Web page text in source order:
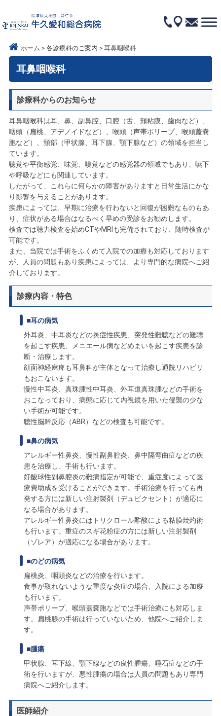
ホーム 各診療科のご案内 耳鼻咽喉科
耳鼻咽喉科
診療科からのお知らせ
耳鼻咽喉科は耳、鼻、副鼻腔、口腔（舌、頬粘膜、歯肉など）、
咽頭（扁桃、アデノイドなど）、喉頭（声帯ポリープ、喉頭蓋嚢
胞など）、頸部（甲状腺、耳下腺、顎下腺など）の領域を担当し
ています。
聴覚や平衡感覚、味覚、嗅覚などの感覚器の領域でもあり、嚥下
や呼吸などにも関連しています。
したがって、これらに何らかの障害がありますと日常生活にかな
り影響を与えることがあります。
疾患によっては、早期に治療を行わないと回復が困難なものもあ
り、症状がある場合はなるべく早めの受診をお勧めします。
検査では聴力検査を始めCTやMRIも完備されており、随時検査が
可能です。
また、当院では手術をふくめて入院での加療も対応しております
が、人員の問題もあり疾患によっては、より専門的な病院へご紹
介しております。
診療内容・特色
■耳の病気
外耳炎、中耳炎などの炎症性疾患、突発性難聴などの難聴
を起こす疾患、メニエール病などめまいを起こす疾患を診
断・治療します。
顔面神経麻痺も耳鼻科が主体となって治療し通院リハビリ
もおこないます。
慢性中耳炎、真珠腫性中耳炎、外耳道真珠腫などの手術を
おこなっており、病態に応じて内視鏡を用いた侵襲の少な
い手術が可能です。
聴性脳幹反応（ABR）などの検査も可能です。
■鼻の病気
アレルギー性鼻炎、慢性副鼻腔炎、鼻中隔弯曲症などの疾
患を治療し、手術も行います。
好酸球性副鼻腔炎の難病指定が可能で、重症度によって医
療費助成を受けることができます。手術治療を行っても再
発する方には新しい注射製剤（デュピクセント）が適応に
なる場合があります。
アレルギー性鼻炎にはトリクロール酢酸による粘膜焼灼術
も行います。重症のスギ花粉症の方には新しい注射製剤
（ゾレア）が適応になる場合があります。
■のどの病気
扁桃炎、咽頭炎などの治療を行います。
食事が取れないような重度な炎症の場合、入院による加療
も行います。
声帯ポリープ、喉頭蓋嚢胞などでは手術治療にも対応しま
す。扁桃腺の手術は行っていないため、他院へご紹介しま
す。
■腫瘍
甲状腺、耳下線、顎下線などの良性腫瘍、唾石症などの手
術を行いますが、悪性腫瘍の場合は人員の問題もあり専門
病院へご紹介します。
医師紹介